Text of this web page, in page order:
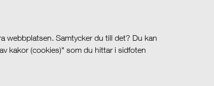
webbplatsen. Samtycker du till det? Du kan
kakor (cookies)" som du hittar i sidfoten